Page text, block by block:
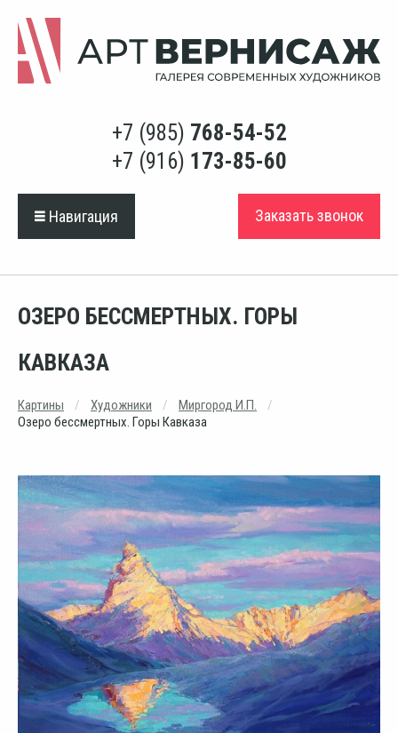
+7 (985) 768-54-52
+7 (916) 173-85-60
Навигация Заказать звонок
ОЗЕРО БЕССМЕРТНЫХ. ГОРЫ
КАВКАЗА
Картины Художники
Миргород И.П.
Озеро бессмертных. Горы Кавказа